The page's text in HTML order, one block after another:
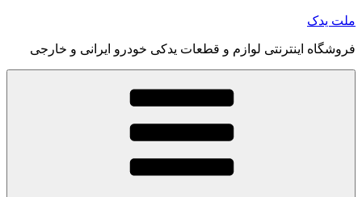
رفتن
محتوا
ملت یدک
فروشگاه اینترنتی لوازم و قطعات یدکی خودرو ایرانی و خارجی